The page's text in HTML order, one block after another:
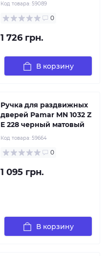
Код товара: 59089
0
1 726 грн.
В корзину
Ручка для раздвижных
дверей Pamar MN 1032 Z
E 228 черный матовый
Код товара: 59664
0
1 095 грн.
В корзину